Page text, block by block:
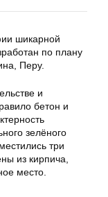
шикарной
по плану
Перу.
и
бетон и
зелёного
три
из кирпича,
место.